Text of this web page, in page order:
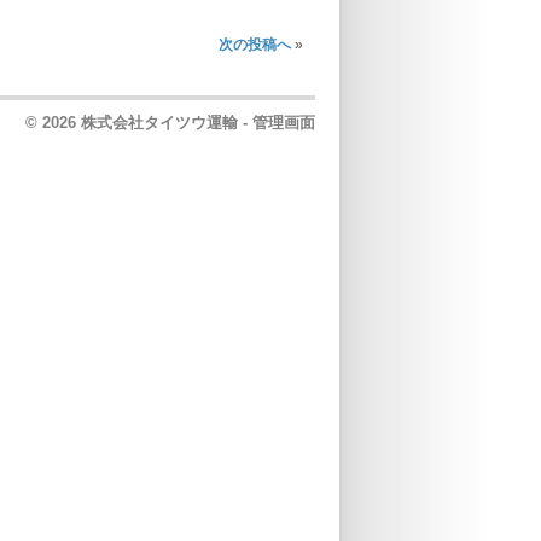
次の投稿へ»
© 2026 株式会社タイツウ運輸 - 管理画面